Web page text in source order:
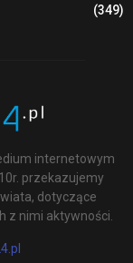
(349)
internetowym
przekazujemy
dotyczące
z nimi aktywności.